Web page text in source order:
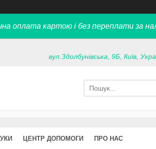
оплата картою і без переплати за
вул.Здолбунівська, 9Б, Київ,
ЦЕНТР ДОПОМОГИ ПРО НАС